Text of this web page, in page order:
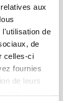
aux
l'utilisation de
de
celles-ci
fournies
de leurs